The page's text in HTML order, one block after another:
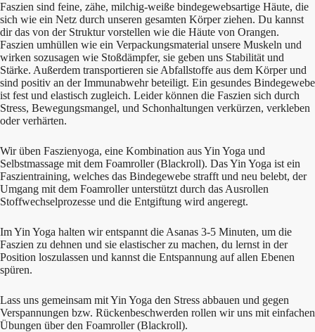
Faszien sind feine, zähe, milchig-weiße bindegewebsartige Häute, die
sich wie ein Netz durch unseren gesamten Körper ziehen. Du kannst
dir das von der Struktur vorstellen wie die Häute von Orangen.
Faszien umhüllen wie ein Verpackungsmaterial unsere Muskeln und
wirken sozusagen wie Stoßdämpfer, sie geben uns Stabilität und
Stärke. Außerdem transportieren sie Abfallstoffe aus dem Körper und
sind positiv an der Immunabwehr beteiligt. Ein gesundes Bindegewebe
ist fest und elastisch zugleich. Leider können die Faszien sich durch
Stress, Bewegungsmangel, und Schonhaltungen verkürzen, verkleben
oder verhärten.
Wir üben Faszienyoga, eine Kombination aus Yin Yoga und
Selbstmassage mit dem Foamroller (Blackroll). Das Yin Yoga ist ein
Faszientraining, welches das Bindegewebe strafft und neu belebt, der
Umgang mit dem Foamroller unterstützt durch das Ausrollen
Stoffwechselprozesse und die Entgiftung wird angeregt.
Im Yin Yoga halten wir entspannt die Asanas 3-5 Minuten, um die
Faszien zu dehnen und sie elastischer zu machen, du lernst in der
Position loszulassen und kannst die Entspannung auf allen Ebenen
spüren.
Lass uns gemeinsam mit Yin Yoga den Stress abbauen und gegen
Verspannungen bzw. Rückenbeschwerden rollen wir uns mit einfachen
Übungen über den Foamroller (Blackroll).